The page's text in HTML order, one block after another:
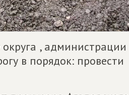
, администрации
в порядок: провести